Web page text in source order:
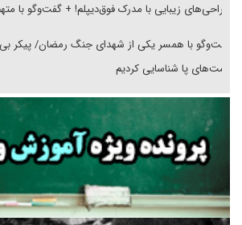
جراحی‌های زیبایی با مدرک فوق‌دیپلم! + گفت‌وگو با
گفت‌وگو با همسر یکی از شهدای جنگ رمضان/ پیکر
انگشت‌های پا شناسایی کردیم
نسلی که آنلاین الگو می‌گیرد
گفت‌وگو با آیت‌الله جاودان/ جفای مخالفان مکانت
ارتقا می‌داد
راننده مست به قانون می‌خندد